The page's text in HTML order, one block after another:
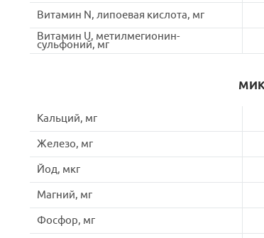
Витамин N, липоевая кислота, мг
Витамин U, метилмегионин-
сульфоний, мг
Кальций, мг
Железо, мг
Йод, мкг
Магний, мг
Фосфор, мг